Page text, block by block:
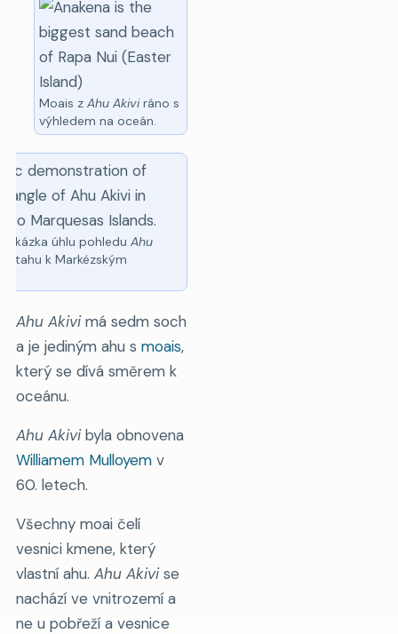
Moais z Ahu Akiviráno s
výhledem na oceán.
ukázka úhlu pohleduAhu
k Markézským
Ahu Akivimá sedm soch
a je jediným ahu s moais,
který se dívá směrem k
oceánu.
Ahu Akivibyla obnovena
Williamem Mulloyemv
60. letech.
Všechny moai čelí
vesnici kmene, který
vlastní ahu. Ahu Akivise
nachází ve vnitrozemí a
ne u pobřeží a vesnice